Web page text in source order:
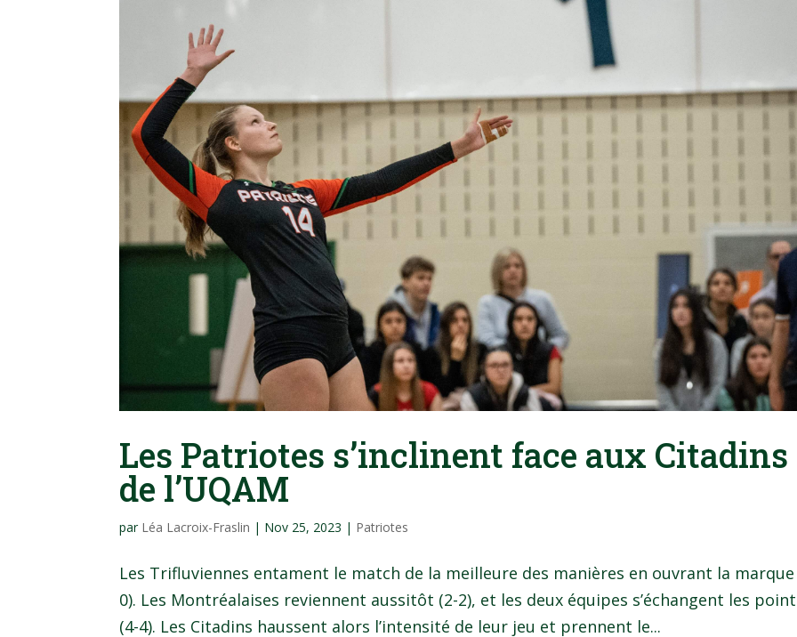
Les Patriotes s’inclinent face aux Citadins
de l’UQAM
par Léa Lacroix-Fraslin | Nov 25, 2023 | Patriotes
Les Trifluviennes entament le match de la meilleure des manières en ouvrant la marque
0). Les Montréalaises reviennent aussitôt (2-2), et les deux équipes s’échangent les
(4-4). Les Citadins haussent alors l’intensité de leur jeu et prennent le...